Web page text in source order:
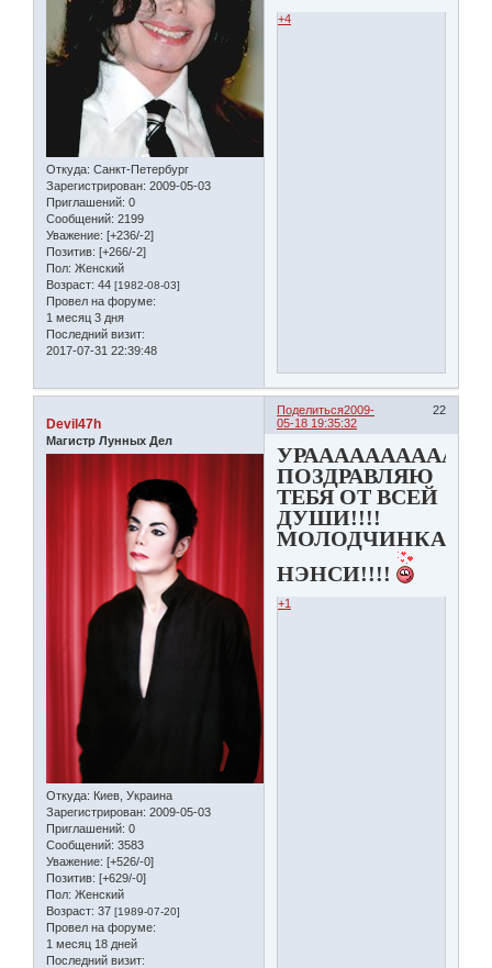
Откуда: Санкт-Петербург
Зарегистрирован: 2009-05-03
Приглашений: 0
Сообщений: 2199
Уважение: [+236/-2]
Позитив: [+266/-2]
Пол: Женский
Возраст: 44 [1982-08-03]
Провел на форуме:
1 месяц 3 дня
Последний визит:
2017-07-31 22:39:48
+4
Поделиться 22
2009-
05-18 19:35:32
Devil47h
Магистр Лунных Дел
Откуда: Киев, Украина
Зарегистрирован: 2009-05-03
Приглашений: 0
Сообщений: 3583
Уважение: [+526/-0]
Позитив: [+629/-0]
Пол: Женский
Возраст: 37 [1989-07-20]
Провел на форуме:
1 месяц 18 дней
Последний визит:
ПОЗДРАВЛЯЮ
ТЕБЯ ОТ ВСЕЙ
ДУШИ!!!!
МОЛОДЧИНКА
НЭНСИ!!!!
+1